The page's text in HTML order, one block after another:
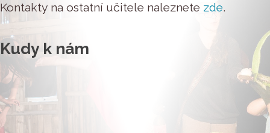
Kontakty na ostatní učitele naleznete zde.
Kudy k nám